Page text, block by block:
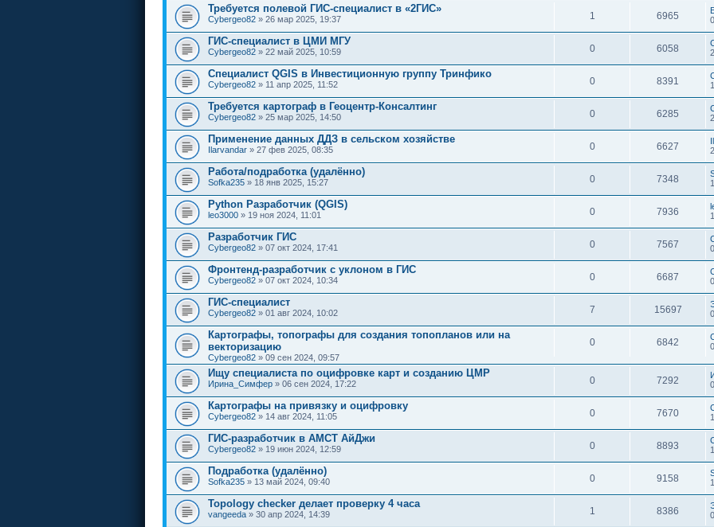
Требуется полевой ГИС-специалист в «2ГИС»
Cybergeo82 » 26 мар 2025, 19:37 1 6965
ГИС-специалист в ЦМИ МГУ
Cybergeo82 » 22 май 2025, 10:59 0 6058
Специалист QGIS в Инвестиционную группу Тринфико
Cybergeo82 » 11 апр 2025, 11:52 0 8391
Требуется картограф в Геоцентр-Консалтинг
Cybergeo82 » 25 мар 2025, 14:50 0 6285
Применение данных ДДЗ в сельском хозяйстве
Ilarvandar » 27 фев 2025, 08:35 0 6627
Работа/подработка (удалённо)
Sofka235 » 18 янв 2025, 15:27 0 7348
Python Разработчик (QGIS)
leo3000 » 19 ноя 2024, 11:01 0 7936
Разработчик ГИС
Cybergeo82 » 07 окт 2024, 17:41 0 7567
Фронтенд-разработчик с уклоном в ГИС
Cybergeo82 » 07 окт 2024, 10:34 0 6687
ГИС-специалист
Cybergeo82 » 01 авг 2024, 10:02 7 15697
Картографы, топографы для создания топопланов или на
векторизацию
Cybergeo82 » 09 сен 2024, 09:57
0 6842
Ищу специалиста по оцифровке карт и созданию ЦМР
Ирина_Симфер » 06 сен 2024, 17:22 0 7292
Картографы на привязку и оцифровку
Cybergeo82 » 14 авг 2024, 11:05 0 7670
ГИС-разработчик в АМСТ АйДжи
Cybergeo82 » 19 июн 2024, 12:59 0 8893
Подработка (удалённо)
Sofka235 » 13 май 2024, 09:40 0 9158
Topology checker делает проверку 4 часа
vangeeda » 30 апр 2024, 14:39 1 8386